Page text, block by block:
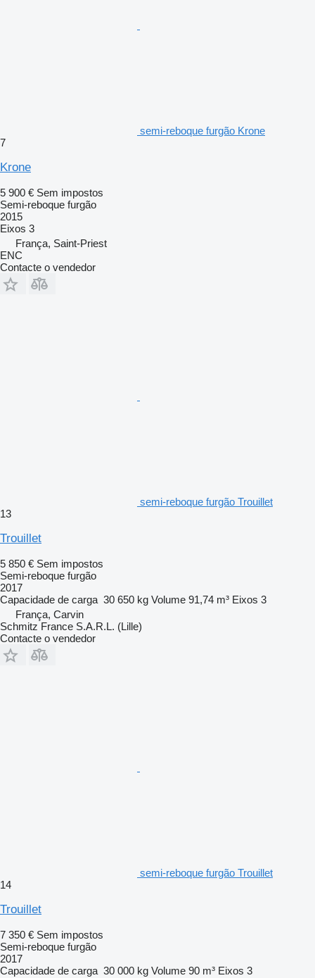
semi-reboque furgão Krone
7
Krone
5 900 € Sem impostos
Semi-reboque furgão
2015
Eixos 3
França, Saint-Priest
ENC
Contacte o vendedor
semi-reboque furgão Trouillet
13
Trouillet
5 850 € Sem impostos
Semi-reboque furgão
2017
Capacidade de carga 30 650 kg Volume 91,74 m³ Eixos 3
França, Carvin
Schmitz France S.A.R.L. (Lille)
Contacte o vendedor
semi-reboque furgão Trouillet
14
Trouillet
7 350 € Sem impostos
Semi-reboque furgão
2017
Capacidade de carga 30 000 kg Volume 90 m³ Eixos 3